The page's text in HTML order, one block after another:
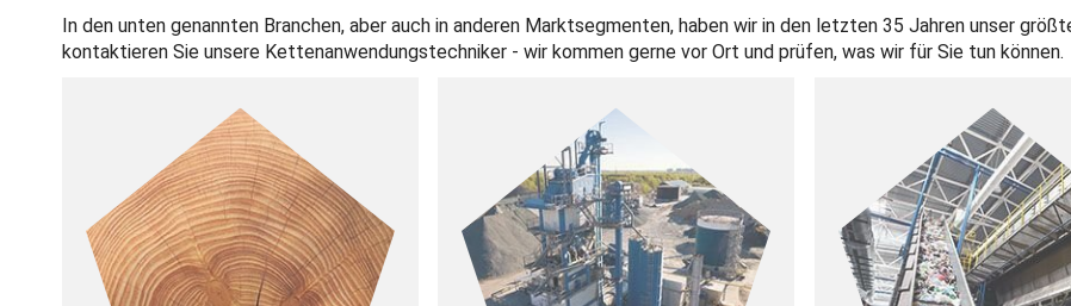
In den unten genannten Branchen, aber auch in anderen Marktsegmenten, haben wir in den letzten 35 Jahren unser
kontaktieren Sie unsere Kettenanwendungstechniker - wir kommen gerne vor Ort und prüfen, was wir für Sie tun können.